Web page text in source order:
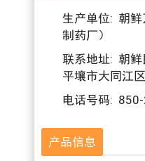
生产单位: 朝
制药厂）
联系地址: 朝鲜
平壤市大同江区
电话号码:
产品信息